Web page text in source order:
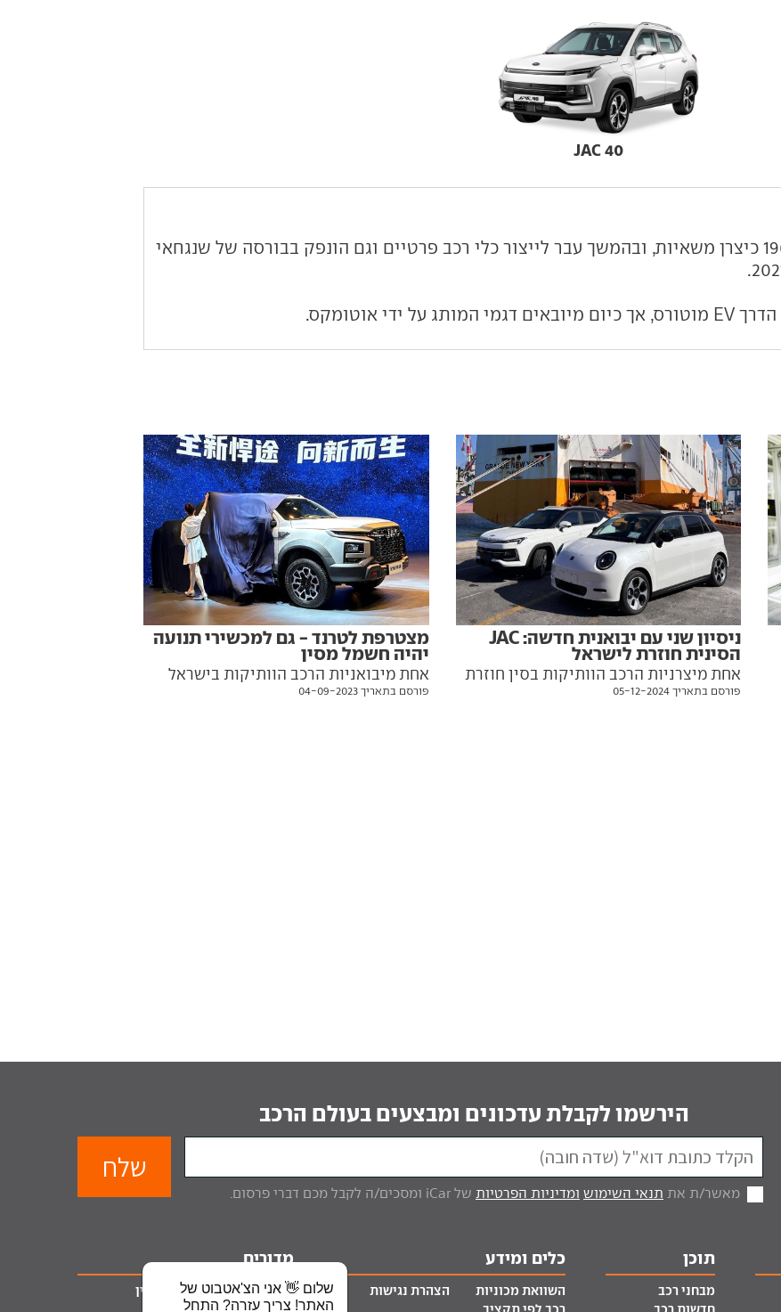
JAC 40
JAC הוא מותג רכב סיני, שנוסד ב-1964 כיצרן משאיות, ובהמשך עבר לייצור כלי רכב פרטיים וגם הונפק בבורסה של שנגחאי
ניסיון שני עם יבואנית חדשה: JAC
הסינית חוזרת לישראל
אחת מיצרניות הרכב הוותיקות בסין חוזרת
לשוק המקומי, עם יבואנית חדשה וצמד
פורסם בתאריך 05-12-2024
מצטרפת לטרנד - גם למכשירי תנועה
יהיה חשמל מסין
אחת מיבואניות הרכב הוותיקות בישראל
פורסם בתאריך 04-09-2023
הירשמו לקבלת עדכונים ומבצעים בעולם הרכב
מאשר/ת את תנאי השימוש ומדיניות הפרטיות של iCar ומסכים/ה לקבל מכם דברי פרסום.
תוכן
מבחני רכב
כלים ומידע
השוואת מכוניות
הצהרת נגישות
מדורים
ליסינג
טרייד איןשלום 👋 אני הצ'אטבוט של
האתר! צריך עזרה? התחל